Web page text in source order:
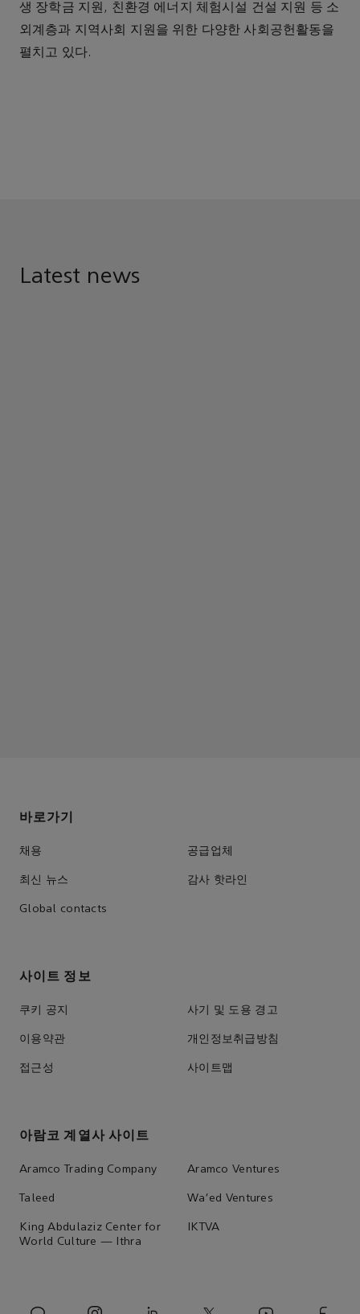
생 장학금 지원, 친환경 에너지 체험시설 건설 지원 등 소
외계층과 지역사회 지원을 위한 다양한 사회공헌활동을
펼치고 있다.
Latest news
바로가기
채용 공급업체
최신 뉴스 감사 핫라인
Global contacts
사이트 정보
쿠키 공지 사기 및 도용 경고
이용약관 개인정보취급방침
접근성 사이트맵
아람코 계열사 사이트
Aramco Trading Company Aramco Ventures
Taleed Wa'ed Ventures
King Abdulaziz Center for
World Culture — Ithra
IKTVA